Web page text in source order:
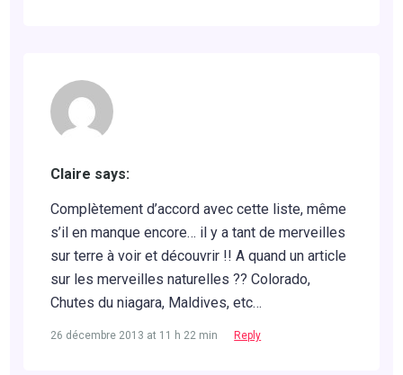
Claire says:
Complètement d’accord avec cette liste, même
s’il en manque encore… il y a tant de merveilles
sur terre à voir et découvrir !! A quand un article
sur les merveilles naturelles ?? Colorado,
Chutes du niagara, Maldives, etc…
26 décembre 2013 at 11 h 22 min Reply